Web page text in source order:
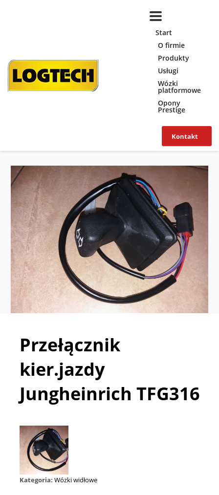
Start
O firmie
Produkty
Usługi
Wózki
platformowe
Opony
Prestige
Kontakt
Przełącznik
kier.jazdy
Jungheinrich TFG316
Kategoria: Wózki widłowe